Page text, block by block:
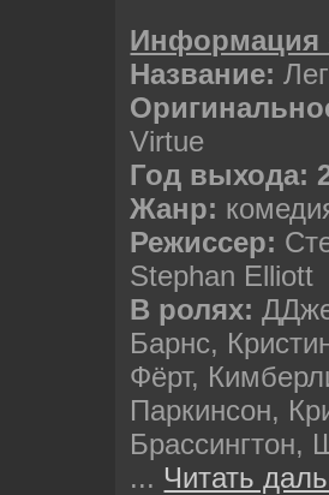
Название:
Virtue
Год выхода:
Жанр:
Режиссер:
Stephan Elliott
В ролях:
Барнс,
Фёрт,
Паркинсон,
Брассингтон,
... Читать